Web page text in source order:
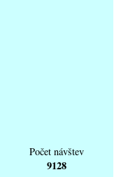
Počet návštev
9128